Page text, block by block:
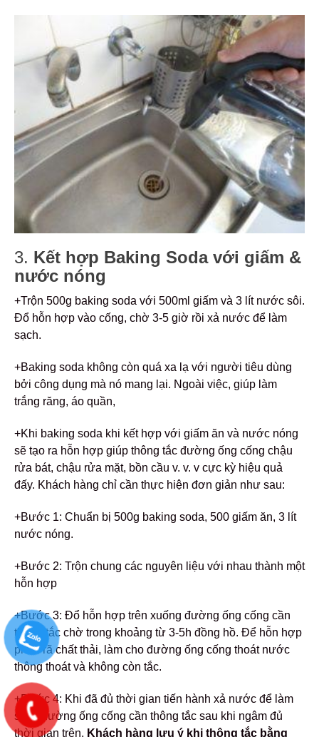
3. Kết hợp Baking Soda với giấm &
nước nóng
+Trộn 500g baking soda với 500ml giấm và 3 lít nước sôi.
Đổ hỗn hợp vào cống, chờ 3-5 giờ rồi xả nước để làm
sạch.
+Baking soda không còn quá xa lạ với người tiêu dùng
bởi công dụng mà nó mang lại. Ngoài việc, giúp làm
trắng răng, áo quần,
+Khi baking soda khi kết hợp với giấm ăn và nước nóng
sẽ tạo ra hỗn hợp giúp thông tắc đường ống cống chậu
rửa bát, chậu rửa mặt, bồn cầu v. v. v cực kỳ hiệu quả
đấy. Khách hàng chỉ cần thực hiện đơn giản như sau:
+Bước 1: Chuẩn bị 500g baking soda, 500 giấm ăn, 3 lít
nước nóng.
+Bước 2: Trộn chung các nguyên liệu với nhau thành một
hỗn hợp
+Bước 3: Đổ hỗn hợp trên xuống đường ống cống cần
thông tắc chờ trong khoảng từ 3-5h đồng hồ. Để hỗn hợp
phân rã chất thải, làm cho đường ống cống thoát nước
thông thoát và không còn tắc.
+Bước 4: Khi đã đủ thời gian tiến hành xả nước để làm
sạch đường ống cống cần thông tắc sau khi ngâm đủ
thời gian trên. Khách hàng lưu ý khi thông tắc bằng